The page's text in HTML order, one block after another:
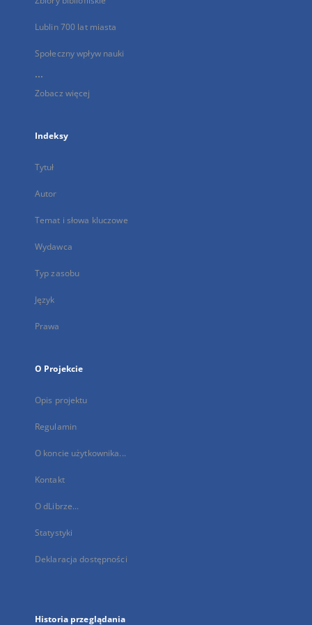
Lublin 700 lat miasta
Społeczny wpływ nauki
...
Zobacz więcej
Indeksy
Tytuł
Autor
Temat i słowa kluczowe
Wydawca
Typ zasobu
Język
Prawa
O Projekcie
Opis projektu
Regulamin
O koncie użytkownika...
Kontakt
O dLibrze...
Statystyki
Deklaracja dostępności
Historia przeglądania